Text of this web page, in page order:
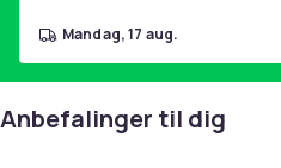
mandag, 17 aug.
Anbefalinger til dig